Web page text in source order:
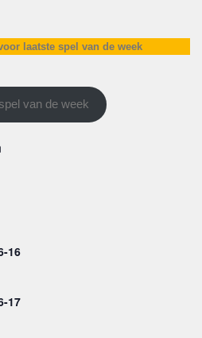
laatste spel van de week
van de week
16
17